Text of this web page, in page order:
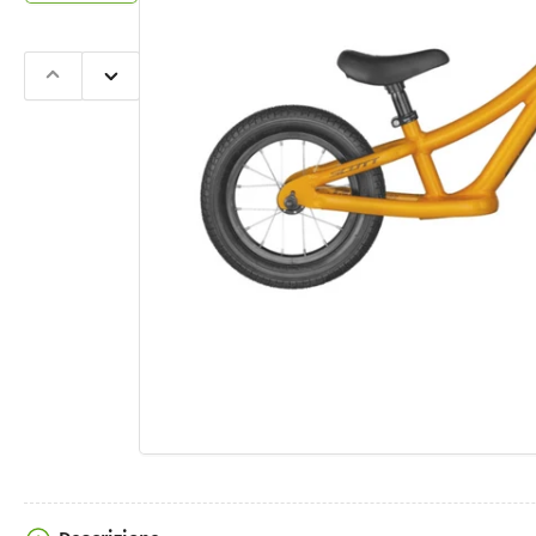
Apri
contenuto
1
nella
finestra
Slide
precedente
Slide
successiva